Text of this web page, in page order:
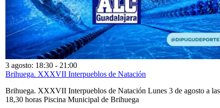
3 agosto: 18:30 - 21:00
Brihuega. XXXVII Interpueblos de Natación
Brihuega. XXXVII Interpueblos de Natación Lunes 3 de agosto a las
18,30 horas Piscina Municipal de Brihuega